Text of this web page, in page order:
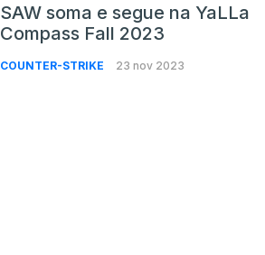
SAW soma e segue na YaLLa
Compass Fall 2023
COUNTER-STRIKE 23 nov 2023